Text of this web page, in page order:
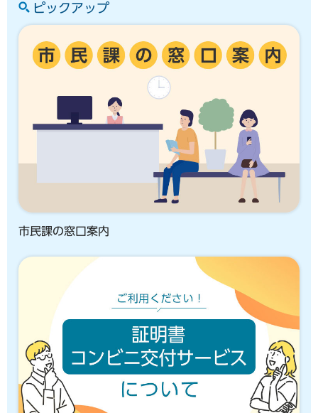
ピックアップ
市民課の窓口案内